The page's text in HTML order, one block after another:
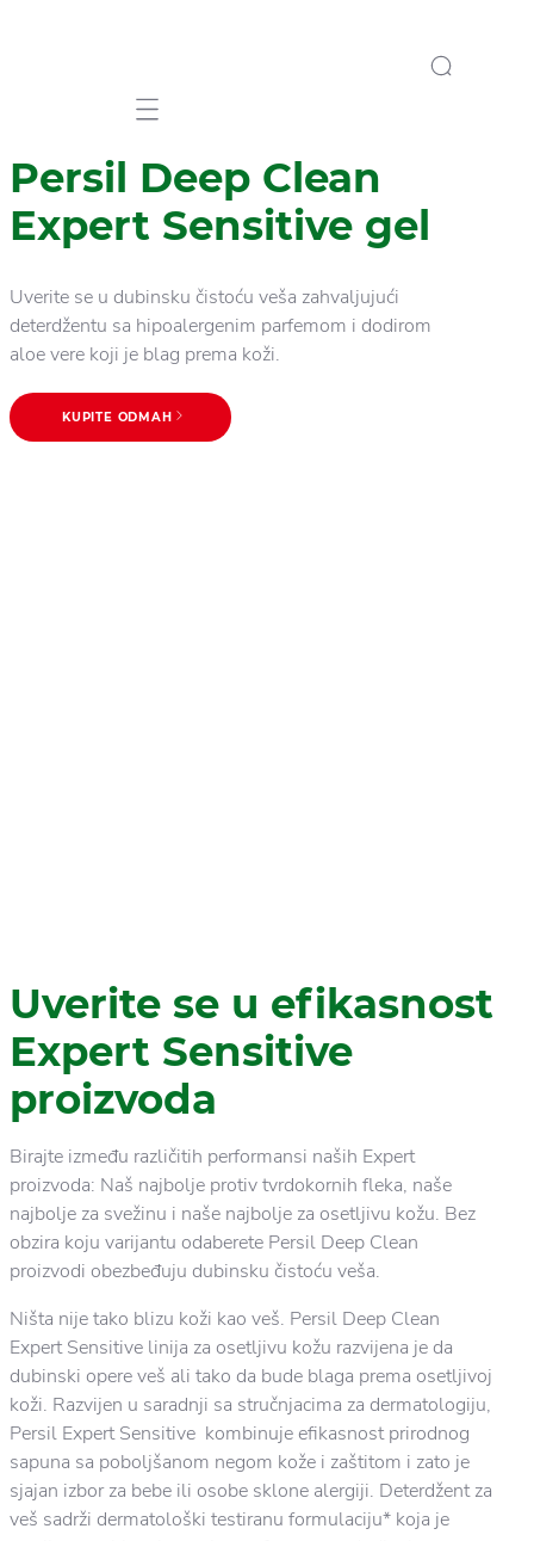
Mobile navigation
Persil Deep Clean
Expert Sensitive gel
Uverite se u dubinsku čistoću veša zahvaljujući
deterdžentu sa hipoalergenim parfemom i dodirom
aloe vere koji je blag prema koži.
KUPITE ODMAH
Uverite se u efikasnost
Expert Sensitive
proizvoda
Birajte između različitih performansi naših Expert
proizvoda: Naš najbolje protiv tvrdokornih fleka, naše
najbolje za svežinu i naše najbolje za osetljivu kožu. Bez
obzira koju varijantu odaberete Persil Deep Clean
proizvodi obezbeđuju dubinsku čistoću veša.
Ništa nije tako blizu koži kao veš. Persil Deep Clean
Expert Sensitive linija za osetljivu kožu razvijena je da
dubinski opere veš ali tako da bude blaga prema osetljivoj
koži. Razvijen u saradnji sa stručnjacima za dermatologiju,
Persil Expert Sensitive kombinuje efikasnost prirodnog
sapuna sa poboljšanom negom kože i zaštitom i zato je
sjajan izbor za bebe ili osobe sklone alergiji. Deterdžent za
veš sadrži dermatološki testiranu formulaciju* koja je